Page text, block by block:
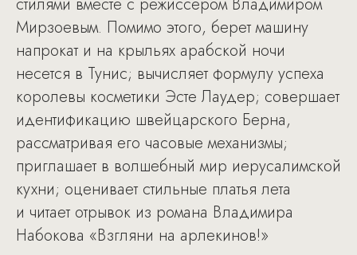
Мирзоевым. Помимо этого, берет машину
напрокат и на крыльях арабской ночи
несется в Тунис; вычисляет формулу успеха
королевы косметики Эсте Лаудер; совершает
идентификацию швейцарского Берна,
рассматривая его часовые механизмы;
приглашает в волшебный мир иерусалимской
кухни; оценивает стильные платья лета
и читает отрывок из романа Владимира
Набокова «Взгляни на арлекинов!»